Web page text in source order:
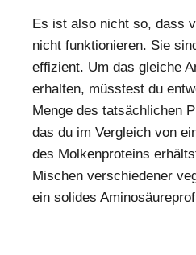
Es ist also nicht so, dass
nicht funktionieren. Sie
effizient. Um das gleiche
erhalten, müsstest du
Menge des tatsächlichen
das du im Vergleich von
des Molkenproteins
Mischen verschiedener
ein solides